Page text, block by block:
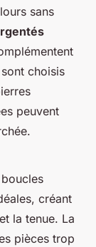
sans
choisis
peuvent
créant
la tenue. La
pièces trop